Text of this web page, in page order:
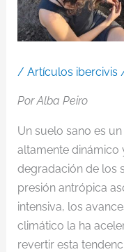
/ Artículos ibercivis
Por Alba Peiro
Un suelo sano es
altamente dinámico
degradación de los
presión antrópica
intensiva, los
climático la ha
revertir esta